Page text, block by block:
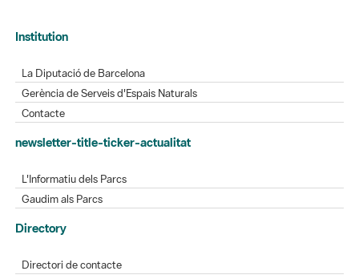
La Diputació de Barcelona
Contacte
newsletter-title-ticker-actualitat
L'Informatiu dels Parcs
Directory
Directori de contacte
Aplicacions mòbils